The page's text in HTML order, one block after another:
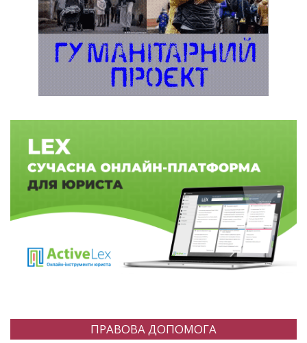
ПРАВОВА ДОПОМОГА